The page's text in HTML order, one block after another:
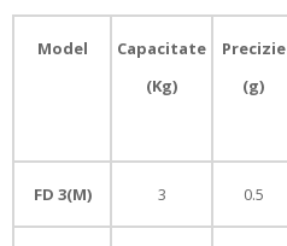
Model
Capacitate
(Kg)
Precizie
(g)
FD 3(M) 3 0.5